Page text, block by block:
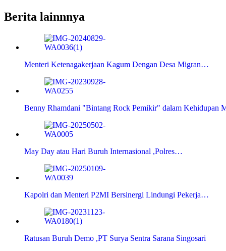
Berita lainnnya
Menteri Ketenagakerjaan Kagum Dengan Desa Migran…
Benny Rhamdani "Bintang Rock Pemikir" dalam Kehidupan
May Day atau Hari Buruh Internasional ,Polres…
Kapolri dan Menteri P2MI Bersinergi Lindungi Pekerja…
Ratusan Buruh Demo ,PT Surya Sentra Sarana Singosari